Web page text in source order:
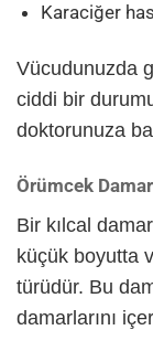
Karaciğer
Vücudunuzda
ciddi bir
doktorunuza
Örümcek
Bir kılcal
küçük boyutta
türüdür. Bu
damarlarını